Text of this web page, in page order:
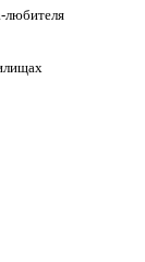
любителя